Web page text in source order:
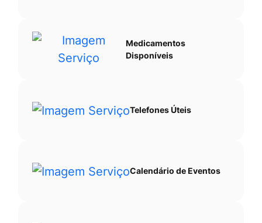
Medicamentos
Disponíveis
Telefones Úteis
Calendário de Eventos